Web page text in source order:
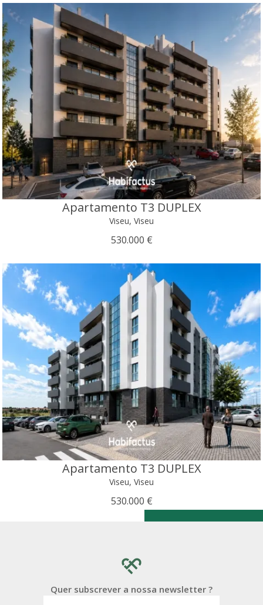
Apartamento T3 DUPLEX
Viseu, Viseu
530.000 €
Apartamento T3 DUPLEX
Viseu, Viseu
530.000 €
Quer subscrever a nossa newsletter ?